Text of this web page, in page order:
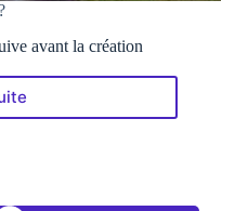
avant la création